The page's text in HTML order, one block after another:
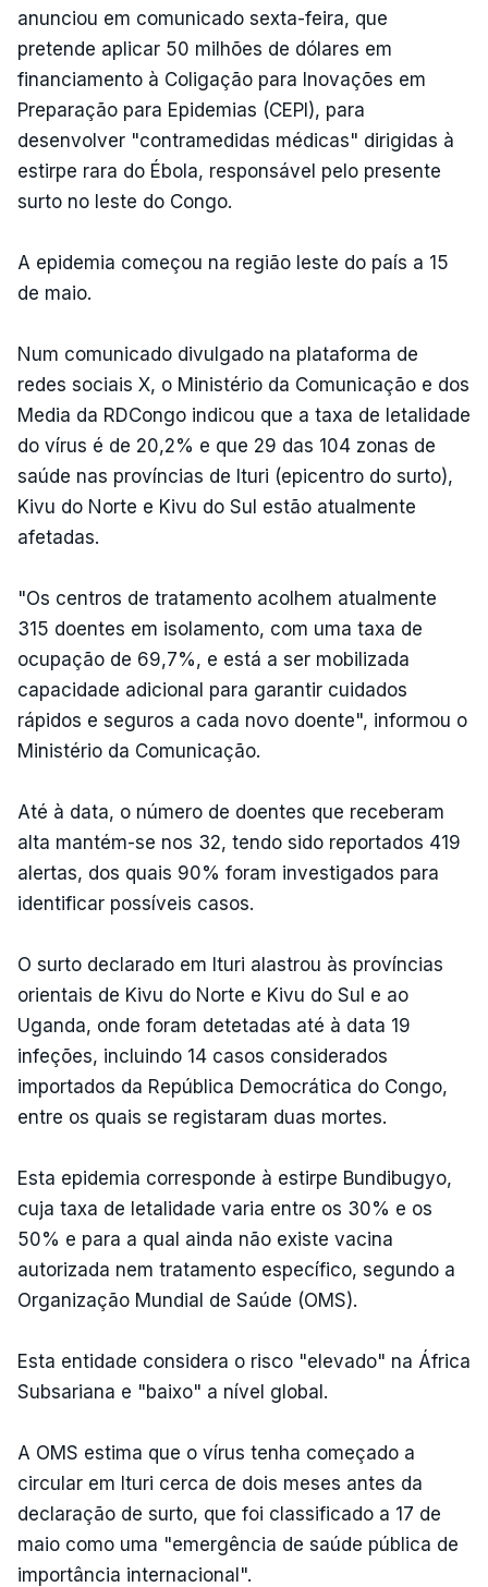
anunciou em comunicado sexta-feira, que
pretende aplicar 50 milhões de dólares em
financiamento à Coligação para Inovações em
Preparação para Epidemias (CEPI), para
desenvolver "contramedidas médicas" dirigidas à
estirpe rara do Ébola, responsável pelo presente
surto no leste do Congo.
A epidemia começou na região leste do país a 15
de maio.
Num comunicado divulgado na plataforma de
redes sociais X, o Ministério da Comunicação e dos
Media da RDCongo indicou que a taxa de letalidade
do vírus é de 20,2% e que 29 das 104 zonas de
saúde nas províncias de Ituri (epicentro do surto),
Kivu do Norte e Kivu do Sul estão atualmente
afetadas.
"Os centros de tratamento acolhem atualmente
315 doentes em isolamento, com uma taxa de
ocupação de 69,7%, e está a ser mobilizada
capacidade adicional para garantir cuidados
rápidos e seguros a cada novo doente", informou o
Ministério da Comunicação.
Até à data, o número de doentes que receberam
alta mantém-se nos 32, tendo sido reportados 419
alertas, dos quais 90% foram investigados para
identificar possíveis casos.
O surto declarado em Ituri alastrou às províncias
orientais de Kivu do Norte e Kivu do Sul e ao
Uganda, onde foram detetadas até à data 19
infeções, incluindo 14 casos considerados
importados da República Democrática do Congo,
entre os quais se registaram duas mortes.
Esta epidemia corresponde à estirpe Bundibugyo,
cuja taxa de letalidade varia entre os 30% e os
50% e para a qual ainda não existe vacina
autorizada nem tratamento específico, segundo a
Organização Mundial de Saúde (OMS).
Esta entidade considera o risco "elevado" na África
Subsariana e "baixo" a nível global.
A OMS estima que o vírus tenha começado a
circular em Ituri cerca de dois meses antes da
declaração de surto, que foi classificado a 17 de
maio como uma "emergência de saúde pública de
importância internacional".